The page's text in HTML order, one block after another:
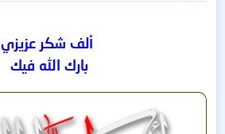
ألف شكر عزيزي
بارك الله فيك